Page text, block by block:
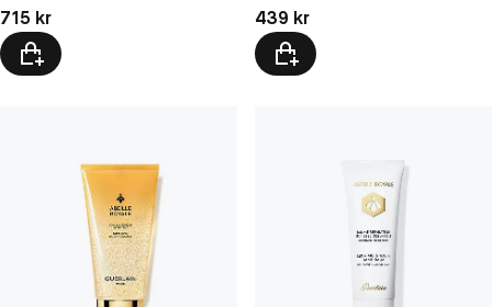
Pris: 715 kr
715 kr Pris: 439 kr
439 kr